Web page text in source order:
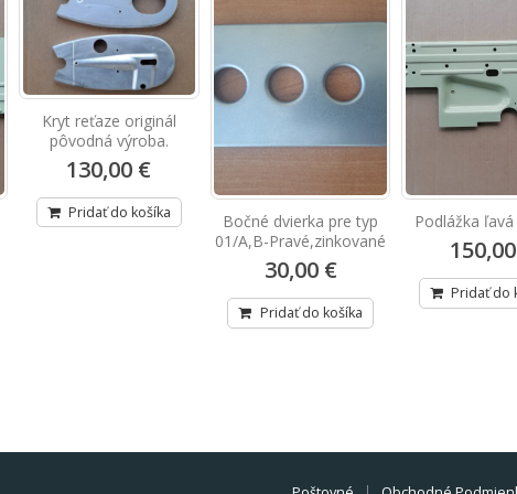
Kryt reťaze originál
pôvodná výroba.
130,00 €
Pridať do košíka
Bočné dvierka pre typ
01/A,B-Pravé,zinkované
30,00 €
Pridať do košíka
Podlážka
Pridať do